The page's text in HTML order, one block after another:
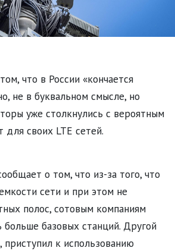
что в России «кончается
не в буквальном смысле, но
уже столкнулись с вероятным
для своих LTE сетей.
о том, что из-за того, что
сети и при этом не
полос, сотовым компаниям
больше базовых станций. Другой
к использованию